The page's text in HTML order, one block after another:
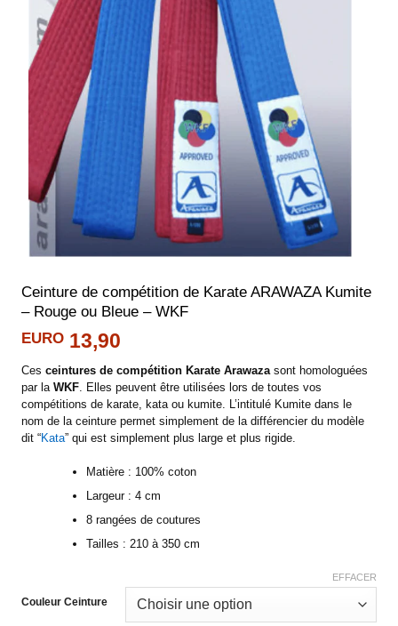
Ceinture de compétition de Karate ARAWAZA Kumite
– Rouge ou Bleue – WKF
EURO13,90
Ces ceintures de compétition Karate Arawazasont homologuées
par la WKF. Elles peuvent être utilisées lors de toutes vos
compétitions de karate, kata ou kumite. L’intitulé Kumite dans le
nom de la ceinture permet simplement de la différencier du modèle
dit “Kata” qui est simplement plus large et plus rigide.
Matière : 100% coton
Largeur : 4 cm
8 rangées de coutures
Tailles : 210 à 350 cm
Couleur Ceinture
EFFACER